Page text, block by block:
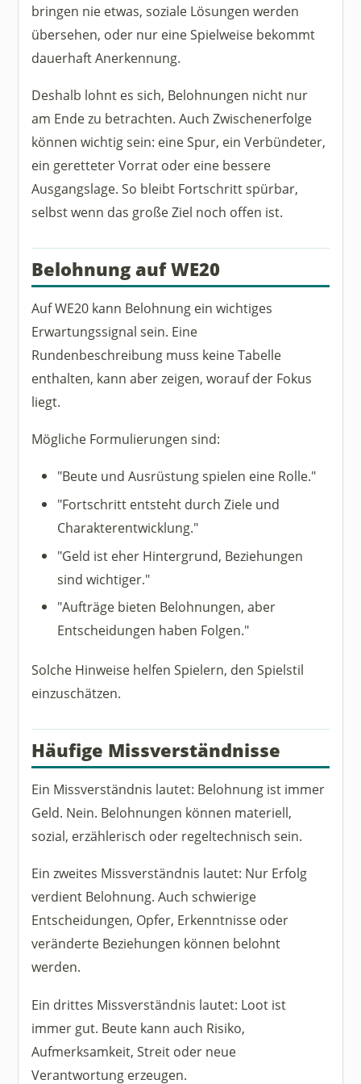
bringen nie etwas, soziale Lösungen werden
übersehen, oder nur eine Spielweise bekommt
dauerhaft Anerkennung.
Deshalb lohnt es sich, Belohnungen nicht nur
am Ende zu betrachten. Auch Zwischenerfolge
können wichtig sein: eine Spur, ein Verbündeter,
ein geretteter Vorrat oder eine bessere
Ausgangslage. So bleibt Fortschritt spürbar,
selbst wenn das große Ziel noch offen ist.
Belohnung auf WE20
Auf WE20 kann Belohnung ein wichtiges
Erwartungssignal sein. Eine
Rundenbeschreibung muss keine Tabelle
enthalten, kann aber zeigen, worauf der Fokus
liegt.
Mögliche Formulierungen sind:
"Beute und Ausrüstung spielen eine Rolle."
"Fortschritt entsteht durch Ziele und
Charakterentwicklung."
"Geld ist eher Hintergrund, Beziehungen
sind wichtiger."
"Aufträge bieten Belohnungen, aber
Entscheidungen haben Folgen."
Solche Hinweise helfen Spielern, den Spielstil
einzuschätzen.
Häufige Missverständnisse
Ein Missverständnis lautet: Belohnung ist immer
Geld. Nein. Belohnungen können materiell,
sozial, erzählerisch oder regeltechnisch sein.
Ein zweites Missverständnis lautet: Nur Erfolg
verdient Belohnung. Auch schwierige
Entscheidungen, Opfer, Erkenntnisse oder
veränderte Beziehungen können belohnt
werden.
Ein drittes Missverständnis lautet: Loot ist
immer gut. Beute kann auch Risiko,
Aufmerksamkeit, Streit oder neue
Verantwortung erzeugen.